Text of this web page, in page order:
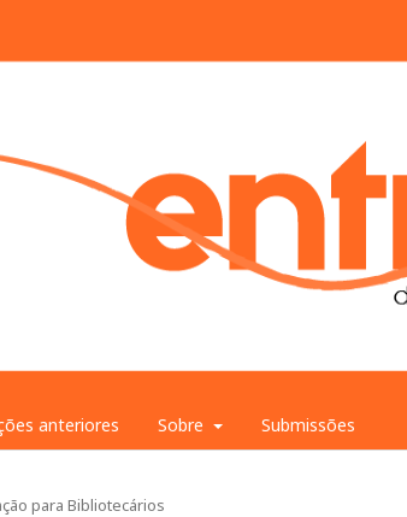
anteriores Sobre Submissões
para Bibliotecários